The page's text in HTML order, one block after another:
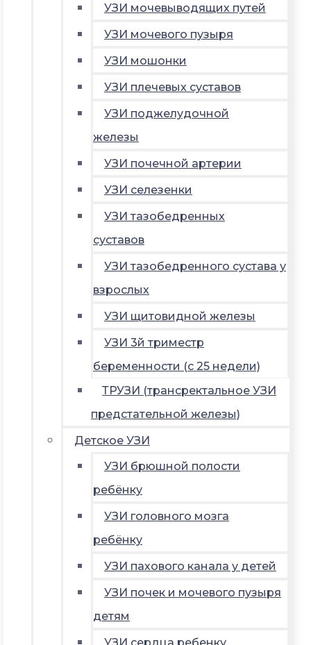
УЗИ мочевыводящих путей
УЗИ мочевого пузыря
УЗИ мошонки
УЗИ плечевых суставов
УЗИ поджелудочной
железы
УЗИ почечной артерии
УЗИ селезенки
УЗИ тазобедренных
суставов
УЗИ тазобедренного сустава у
взрослых
УЗИ щитовидной железы
УЗИ 3й триместр
беременности (с 25 недели)
ТРУЗИ (трансректальное УЗИ
предстательной железы)
Детское УЗИ
УЗИ брюшной полости
ребёнку
УЗИ головного мозга
ребёнку
УЗИ пахового канала у детей
УЗИ почек и мочевого пузыря
детям